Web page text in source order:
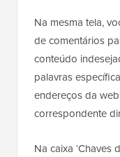
Na mesma tela,
de comentários
conteúdo
palavras
endereços da
correspondente
Na caixa ‘Chaves